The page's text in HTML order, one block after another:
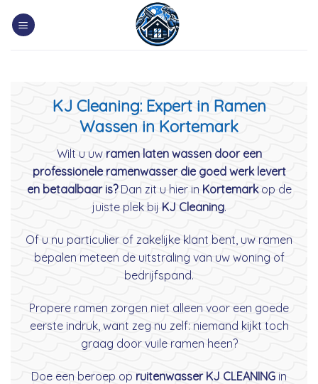
KJ Cleaning: Expert in Ramen
Wassen in Kortemark
Wilt u uw ramen laten wassen door een
professionele ramenwasser die goed werk levert
en betaalbaar is?Dan zit u hier in Kortemarkop de
juiste plek bij KJ Cleaning.
Of u nu particulier of zakelijke klant bent, uw ramen
bepalen meteen de uitstraling van uw woning of
bedrijfspand.
Propere ramen zorgen niet alleen voor een goede
eerste indruk, want zeg nu zelf: niemand kijkt toch
graag door vuile ramen heen?
Doe een beroep op ruitenwasser KJ CLEANING in